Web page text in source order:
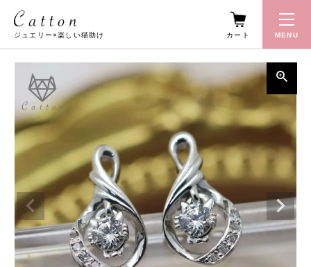
ジュエリー×楽しい猫助け カート MENU